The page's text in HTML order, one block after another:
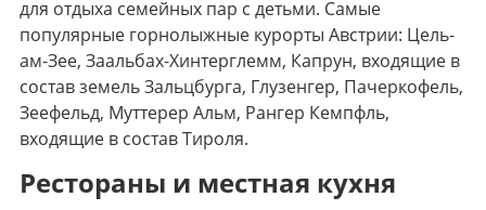
для отдыха семейных пар с детьми. Самые
популярные горнолыжные курорты Австрии: Цель-
ам-Зее, Заальбах-Хинтерглемм, Капрун, входящие в
состав земель Зальцбурга, Глузенгер, Пачеркофель,
Зеефельд, Муттерер Альм, Рангер Кемпфль,
входящие в состав Тироля.
Рестораны и местная кухня